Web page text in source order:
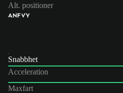
Alt. positioner
ANFVY
Snabbhet
Acceleration
Maxfart